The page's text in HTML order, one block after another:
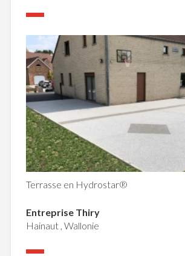
Terrasse en Hydrostar®
Entreprise Thiry
Hainaut , Wallonie